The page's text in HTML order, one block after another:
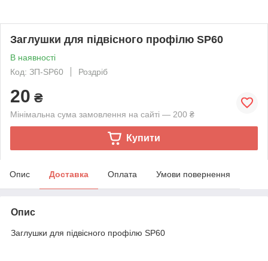
Заглушки для підвісного профілю SP60
В наявності
Код: ЗП-SP60
Роздріб
20 ₴
Мінімальна сума замовлення на сайті — 200 ₴
Купити
Опис Доставка Оплата Умови повернення
Опис
Заглушки для підвісного профілю SP60